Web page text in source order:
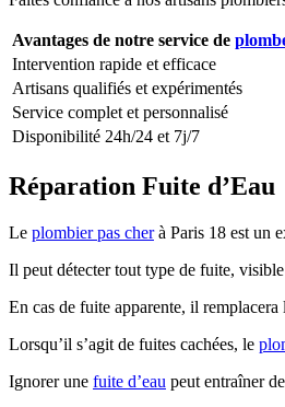
Avantages de notre service de
Intervention rapide et efficace
Artisans qualifiés et expérimentés
Service complet et personnalisé
Disponibilité 24h/24 et 7j/7
Réparation Fuite d’Eau
Le plombier pas cherà Paris 18 est un
Il peut détecter tout type de fuite, visible
En cas de fuite apparente, il
Lorsqu’il s’agit de fuites cachées, le
Ignorer une fuite d’eau peut entraîner